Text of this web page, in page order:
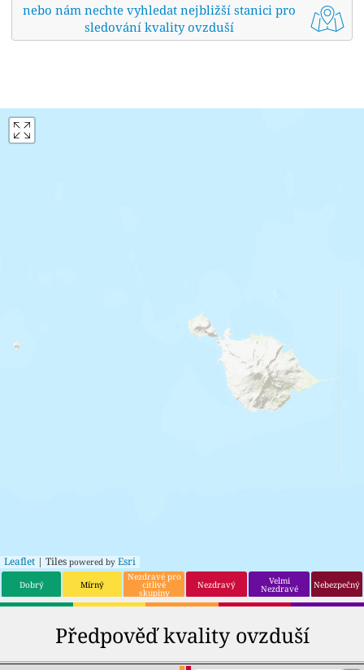
nebo nám nechte vyhledat nejbližší stanici pro
sledování kvality ovzduší
Leaflet | Tiles powered by Esri
Dobrý Mírný
Nezdravé pro
citlivé
skupiny
Nezdravý Velmi
Nezdravé Nebezpečný
Předpověď kvality ovzduší